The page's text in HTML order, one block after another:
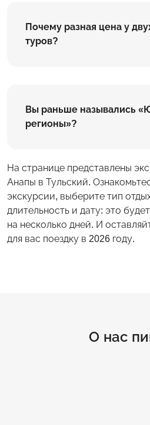
Почему разная цена у
туров?
Вы раньше назывались
регионы»?
На странице представлены
Анапы в Тульский.
экскурсии, выберите тип
длительность и дату: это
на несколько дней. И
для вас поездку в 2026 году.
О нас